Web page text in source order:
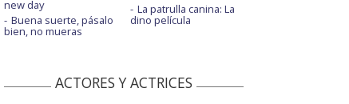
new day
Buena suerte, pásalo
bien, no mueras
La patrulla canina: La
dino película
ACTORES Y ACTRICES